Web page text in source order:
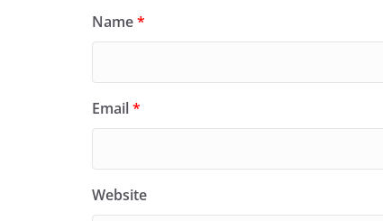
Name*
Email*
Website